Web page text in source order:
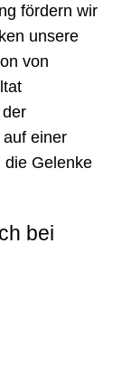
fördern wir
unsere
von
einer
die Gelenke
bei